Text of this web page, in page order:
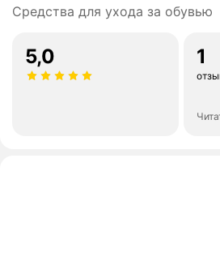
Средства для ухода за обувью
5,0 1